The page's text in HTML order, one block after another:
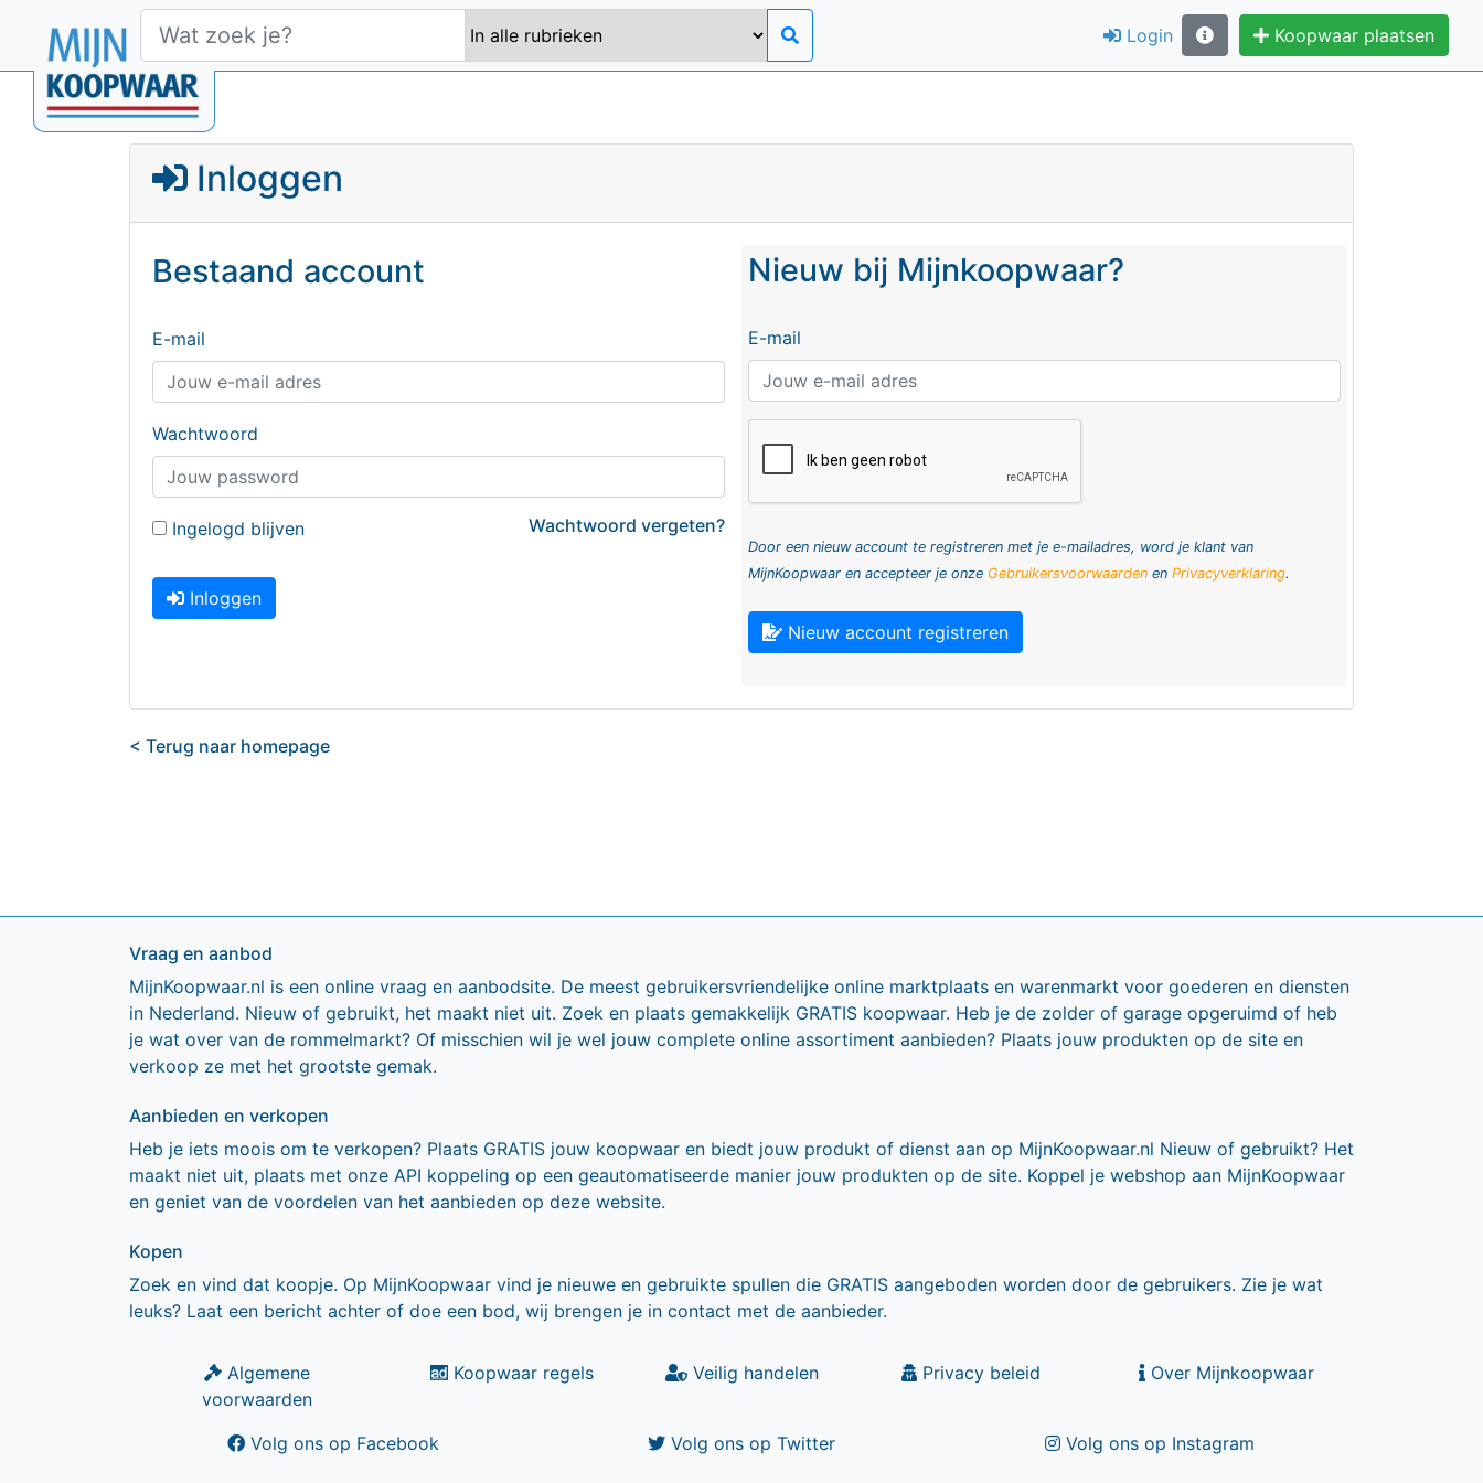
Login Koopwaar plaatsen
Inloggen
Bestaand account
E-mail
Wachtwoord
Wachtwoord vergeten?
Ingelogd blijven
Inloggen
Nieuw bij Mijnkoopwaar?
E-mail
Door een nieuw account te registreren met je e-mailadres, word je klant van
MijnKoopwaar en accepteer je onze Gebruikersvoorwaarden en Privacyverklaring.
Nieuw account registreren
< Terug naar homepage
Vraag en aanbod
MijnKoopwaar.nl is een online vraag en aanbodsite. De meest gebruikersvriendelijke online marktplaats en warenmarkt voor goederen en diensten
in Nederland. Nieuw of gebruikt, het maakt niet uit. Zoek en plaats gemakkelijk GRATIS koopwaar. Heb je de zolder of garage opgeruimd of heb
je wat over van de rommelmarkt? Of misschien wil je wel jouw complete online assortiment aanbieden? Plaats jouw produkten op de site en
verkoop ze met het grootste gemak.
Aanbieden en verkopen
Heb je iets moois om te verkopen? Plaats GRATIS jouw koopwaar en biedt jouw produkt of dienst aan op MijnKoopwaar.nl Nieuw of gebruikt? Het
maakt niet uit, plaats met onze API koppeling op een geautomatiseerde manier jouw produkten op de site. Koppel je webshop aan MijnKoopwaar
en geniet van de voordelen van het aanbieden op deze website.
Kopen
Zoek en vind dat koopje. Op MijnKoopwaar vind je nieuwe en gebruikte spullen die GRATIS aangeboden worden door de gebruikers. Zie je wat
leuks? Laat een bericht achter of doe een bod, wij brengen je in contact met de aanbieder.
Algemene
voorwaarden
Koopwaar regels Veilig handelen Privacy beleid Over Mijnkoopwaar
Volg ons op Facebook Volg ons op Twitter Volg ons op Instagram